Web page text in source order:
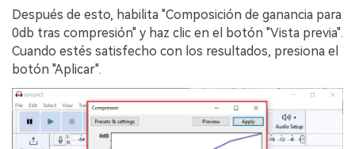
Después de esto, habilita "Composición de ganancia para
0db tras compresión" y haz clic en el botón "Vista previa".
Cuando estés satisfecho con los resultados, presiona el
botón "Aplicar".